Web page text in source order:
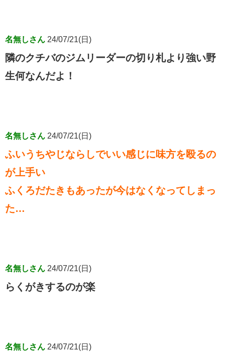
名無しさん 24/07/21(日)
隣のクチバのジムリーダーの切り札より強い野
生何なんだよ！
名無しさん 24/07/21(日)
ふいうちやじならしでいい感じに味方を殴るの
が上手い
ふくろだたきもあったが今はなくなってしまっ
た…
名無しさん 24/07/21(日)
らくがきするのが楽
名無しさん 24/07/21(日)